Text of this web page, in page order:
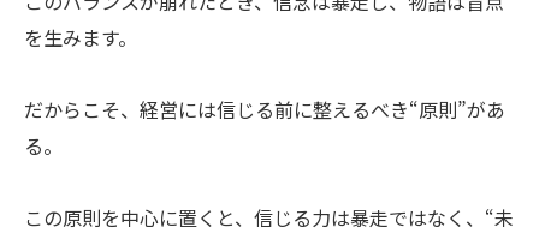
を生みます。
だからこそ、経営には信じる前に整えるべき“原則”があ
る。
この原則を中心に置くと、信じる力は暴走ではなく、“未